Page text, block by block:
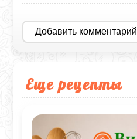
Добавить комментарий
Еще рецепты